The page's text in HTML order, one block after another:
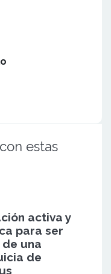
estas
activa y
para ser
una
de